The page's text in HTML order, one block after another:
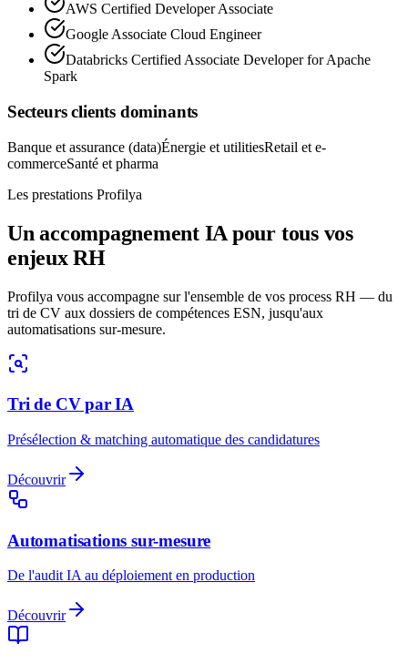
AWS Certified Developer Associate
Google Associate Cloud Engineer
Databricks Certified Associate Developer for Apache
Spark
Secteurs clients dominants
Banque et assurance (data)Énergie et utilitiesRetail et e-
commerceSanté et pharma
Les prestations Profilya
Un accompagnement IA pour tous vos
enjeux RH
Profilya vous accompagne sur l'ensemble de vos process RH — du
tri de CV aux dossiers de compétences ESN, jusqu'aux
automatisations sur-mesure.
Tri de CV par IA
Présélection & matching automatique des candidatures
Découvrir
Automatisations sur-mesure
De l'audit IA au déploiement en production
Découvrir